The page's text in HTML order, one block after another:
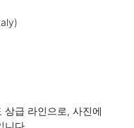
상급 라인으로, 사진에
니다.